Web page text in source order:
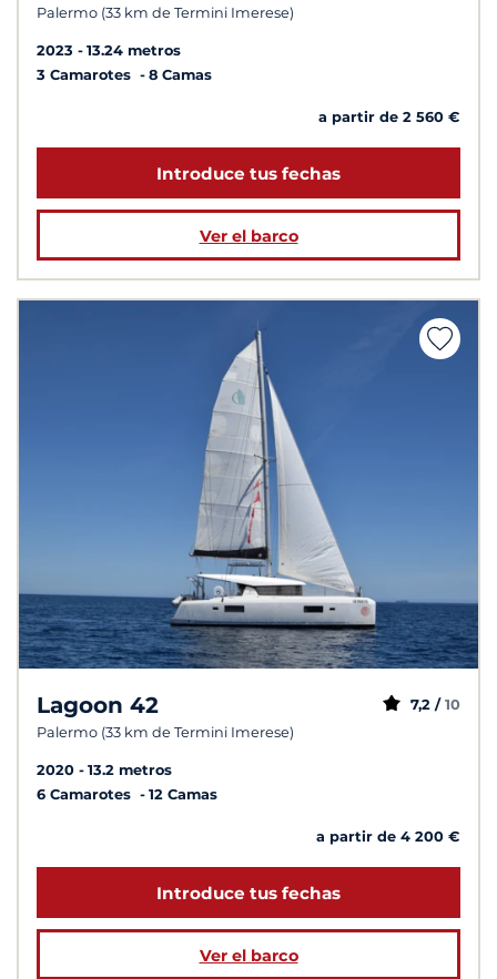
Palermo (33 km de Termini Imerese)
2023
13.24 metros
3 Camarotes
8 Camas
a partir de 2 560 €
Introduce tus fechas
Ver el barco
Lagoon 42
Palermo (33 km de Termini Imerese)
7,2 / 10
2020
13.2 metros
6 Camarotes
12 Camas
a partir de 4 200 €
Introduce tus fechas
Ver el barco